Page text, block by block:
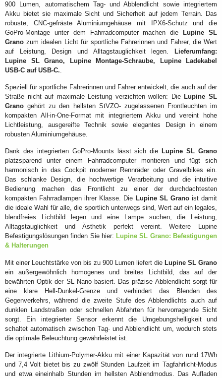
900 Lumen, automatischem Tag- und Abblendlicht sowie integriertem
Akku bietet sie maximale Sicht und Sicherheit auf jedem Terrain. Das
robuste, CNC-gefräste Aluminiumgehäuse mit IPX6-Schutz und die
GoPro-Montage unter dem Fahrradcomputer machen die
Lupine SL
Grano zum idealen Licht für sportliche Fahrerinnen und Fahrer, die Wert
auf Leistung, Design und Alltagstauglichkeit legen.
Lieferumfang:
Lupine SL Grano, Lupine Montage-Schraube, Lupine Ladekabel
USB-C auf USB-C..
Speziell für sportliche Fahrerinnen und Fahrer entwickelt, die auch auf der
Straße nicht auf maximale Leistung verzichten wollen: Die Lupine SL
Grano gehört zu den hellsten StVZO- zugelassenen Frontleuchten im
kompakten All-in-One-Format mit integriertem Akku und vereint hohe
Lichtleistung, ausgereifte Technik sowie elegantes Design in einem
robusten Aluminiumgehäuse.
Dank des integrierten GoPro-Mounts lässt sich die Lupine SL Grano
platzsparend unter einem Fahrradcomputer montieren und fügt sich
harmonisch in das Cockpit moderner Rennräder oder Gravelbikes ein.
Das schlanke Design, die hochwertige Verarbeitung und die intuitive
Bedienung machen das Frontlicht zu einer der durchdachtesten
kompakten Fahrradlampen ihrer Klasse. Die Lupine SL Granoist damit
die ideale Wahl für alle, die sportlich unterwegs sind, Wert auf ein legales,
blendfreies Lichtbild legen und eine Lampe suchen, die Leistung,
Alltagstauglichkeit und Ästhetik perfekt vereint. Weitere Lupine
Befestigungslösungen finden Sie hier: Lupine SL Grano: Befestigungen
& Halterungen
Mit einer Leuchtstärke von bis zu 900 Lumen liefert die Lupine SL Grano
ein außergewöhnlich homogenes und breites Lichtbild, das auf der
bewährten Optik der SL Nano basiert. Das präzise Abblendlicht sorgt für
eine klare Hell-Dunkel-Grenze und verhindert das Blenden des
Gegenverkehrs, während die zweite Stufe des Abblendlichts auch auf
dunklen Landstraßen oder schnellen Abfahrten für hervorragende Sicht
sorgt. Ein integrierter Sensor erkennt die Umgebungshelligkeit und
schaltet automatisch zwischen Tag- und Abblendlicht um, wodurch stets
die optimale Beleuchtung gewährleistet ist.
Der integrierte Lithium-Polymer-Akku mit einer Kapazität von rund 17Wh
und 7,4 Volt bietet bis zu zwölf Stunden Laufzeit im Tagfahrlicht-Modus
und etwa eineinhalb Stunden im hellsten Abblendmodus. Das Aufladen